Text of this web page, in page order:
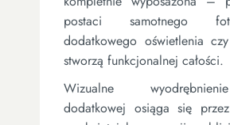
postaci samotnego
dodatkowego oświetlenia
stworzą funkcjonalnej całości.
Wizualne
dodatkowej osiąga się